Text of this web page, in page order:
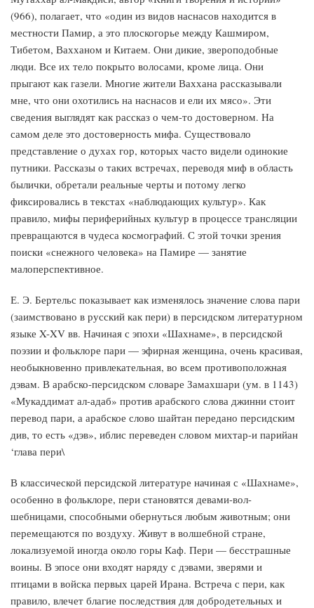
(966), полагает, что «один из видов наснасов находится в
местности Памир, а это плоскогорье между Кашмиром,
Тибетом, Вахханом и Китаем. Они дикие, звероподобные
люди. Все их тело покрыто волосами, кроме лица. Они
прыгают как газели. Многие жители Ваххана рассказывали
мне, что они охотились на наснасов и ели их мясо». Эти
сведения выглядят как рассказ о чем-то достоверном. На
самом деле это достоверность мифа. Существовало
представление о духах гор, которых часто видели одинокие
путники. Рассказы о таких встречах, переводя миф в область
былички, обретали реальные черты и потому легко
фиксировались в текстах «наблюдающих культур». Как
правило, мифы периферийных культур в процессе трансляции
превращаются в чудеса космографий. С этой точки зрения
поиски «снежного человека» на Памире — занятие
малоперспективное.
Е. Э. Бертельс показывает как изменялось значение слова пари
(заимствовано в русский как пери) в персидском литературном
языке X-XV вв. Начиная с эпохи «Шахнаме», в персидской
поэзии и фольклоре пари — эфирная женщина, очень красивая,
необыкновенно привлекательная, во всем противоположная
дэвам. В арабско-персидском словаре Замахшари (ум. в 1143)
«Мукаддимат ал-адаб» против арабского слова джинни стоит
перевод пари, а арабское слово шайтан передано персидским
див, то есть «дэв», иблис переведен словом михтар-и парийан
‘глава пери\
В классической персидской литературе начиная с «Шахнаме»,
особенно в фольклоре, пери становятся девами-вол-
шебницами, способными обернуться любым животным; они
перемещаются по воздуху. Живут в волшебной стране,
локализуемой иногда около горы Каф. Пери — бесстрашные
воины. В эпосе они входят наряду с дэвами, зверями и
птицами в войска первых царей Ирана. Встреча с пери, как
правило, влечет благие последствия для добродетельных и